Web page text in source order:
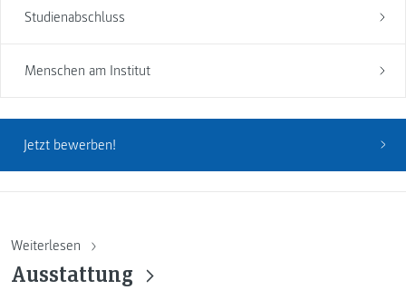
Studienabschluss
Menschen am Institut
Jetzt bewerben!
Weiterlesen
Ausstattung